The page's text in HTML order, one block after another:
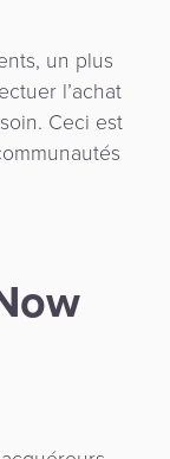
un plus
l’achat
Ceci est